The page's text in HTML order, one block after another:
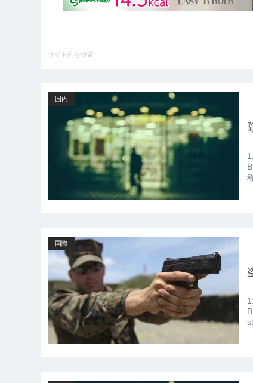
【アルカナディア】「ヴェルルッ
【悲報】NHK、フジテレビの仲間
情勢に……他
ハードオフに売っていた4万4000
いの？ｗｗ」「逆に超安い」
【GIF】JSのカンチョーワロタ
【衝撃】報酬100万円超の治験募
【愕然】白のクラウン俺氏、高
国内
国際